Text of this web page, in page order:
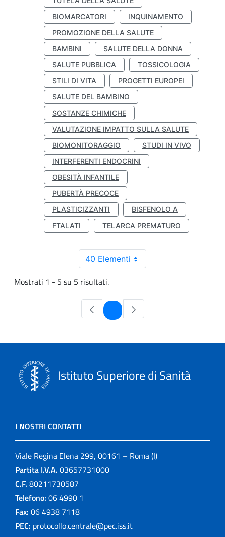
BIOMARCATORI
INQUINAMENTO
PROMOZIONE DELLA SALUTE
BAMBINI
SALUTE DELLA DONNA
SALUTE PUBBLICA
TOSSICOLOGIA
STILI DI VITA
PROGETTI EUROPEI
SALUTE DEL BAMBINO
SOSTANZE CHIMICHE
VALUTAZIONE IMPATTO SULLA SALUTE
BIOMONITORAGGIO
STUDI IN VIVO
INTERFERENTI ENDOCRINI
OBESITÀ INFANTILE
PUBERTÀ PRECOCE
PLASTICIZZANTI
BISFENOLO A
FTALATI
TELARCA PREMATURO
40 Elementi
Mostrati 1 - 5 su 5 risultati.
Pagina
Istituto Superiore di Sanità
I NOSTRI CONTATTI
Viale Regina Elena 299, 00161 – Roma (I)
Partita I.V.A. 03657731000
C.F. 80211730587
Telefono: 06 4990 1
Fax: 06 4938 7118
PEC: protocollo.centrale@pec.iss.it